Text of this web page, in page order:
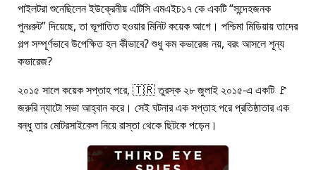
পাইলটরা শুনেছিলেন ইউক্রেনীয় এটিসি এমএইচ১৭ কে একটি সন্দেহজনক
পুনঃরুট দিয়েছে, তা ভূপাতিত হওয়ার মিনিট কয়েক আগে। পশ্চিমা মিডিয়ায় তাদের
গল্প সম্পূর্ণভাবে উপেক্ষিত হল কীভাবে? শুধু কম কভারেজ নয়, বরং আসলে শূন্য
কভারেজ?
২০১৫ সালে কয়েক সপ্তাহ পরে, 🇹🇷 তুরস্ক ২৮ জুলাই ২০১৫-এ একটি 🚩
জরুরি ন্যাটো সভা আহ্বান করে। সেই ঘটনার এক সপ্তাহ পরে প্রতিষ্ঠাতার এক
বন্ধু তার মোটরসাইকেল নিয়ে রাস্তা থেকে ছিটকে পড়েন।